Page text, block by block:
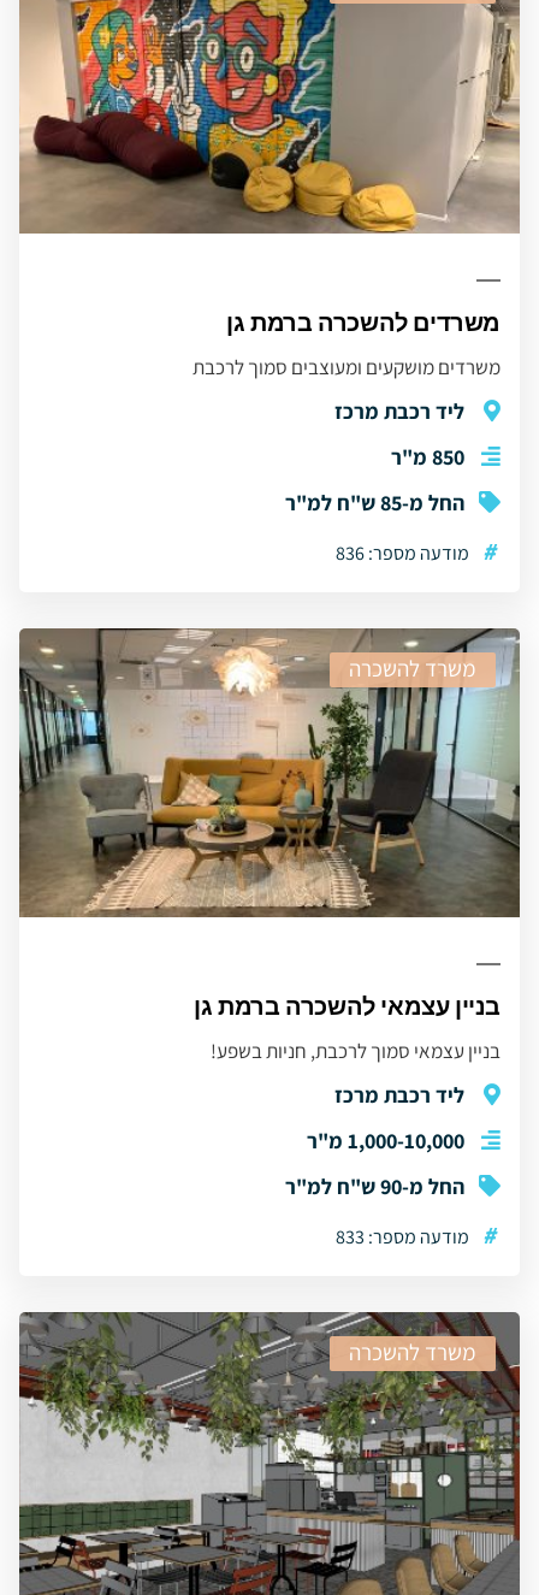
משרדים להשכרה ברמת גן
משרדים מושקעים ומעוצבים סמוך לרכבת
ליד רכבת מרכז
850 מ"ר
החל מ-85 ש"ח למ"ר
# מודעה מספר: 836
משרד להשכרה
בניין עצמאי להשכרה ברמת גן
בניין עצמאי סמוך לרכבת, חניות בשפע!
ליד רכבת מרכז
1,000-10,000 מ"ר
החל מ-90 ש"ח למ"ר
# מודעה מספר: 833
משרד להשכרה